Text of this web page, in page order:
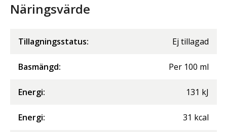
Näringsvärde
Tillagningsstatus: Ej tillagad
Basmängd: Per 100 ml
Energi: 131 kJ
Energi: 31 kcal